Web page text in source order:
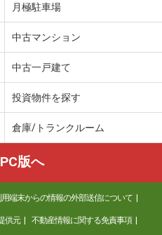
月極駐車場
中古マンション
中古一戸建て
投資物件を探す
倉庫/トランクルーム
PC版へ
端末からの情報の外部送信について
供元 不動産情報に関する免責事項